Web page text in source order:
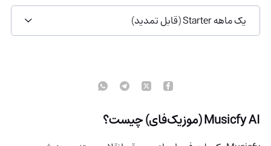
یک ماهه Starter (قابل تمدید)
Musicfy AI (موزیک‌فای) چیست؟